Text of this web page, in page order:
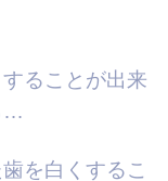
ることが出来
…
を白くするこ